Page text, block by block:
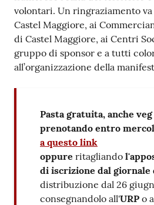
volontari. Un ringraziamento va
Castel Maggiore, ai
di Castel Maggiore, ai Centri
gruppo di sponsor e a tutti
all’organizzazione della
Pasta gratuita, anche
prenotando entro
a questo link
oppure ritagliando
di iscrizione dal giornale
distribuzione dal 26
consegnandolo all'URP o